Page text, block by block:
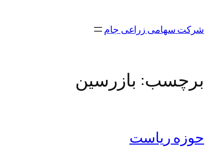
محتواشرکت سهامی زراعی جام
برچسب: بازرسین
حوزه ریاست